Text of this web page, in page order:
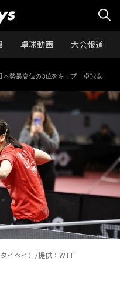
卓球動画 大会報道
勢最高位の3位をキープ｜卓球女
イペイ）/提供：WTT